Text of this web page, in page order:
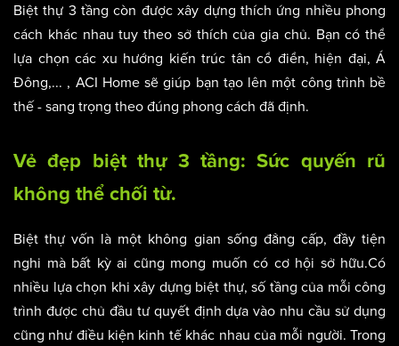
Biệt thự 3 tầng còn được xây dựng thích ứng nhiều phong
cách khác nhau tuy theo sở thích của gia chủ. Bạn có thể
lựa chọn các xu hướng kiến trúc tân cổ điển, hiện đại, Á
Đông,... , ACI Home sẽ giúp bạn tạo lên một công trình bề
thế - sang trọng theo đúng phong cách đã định.
Vẻ đẹp biệt thự 3 tầng: Sức quyến rũ
không thể chối từ.
Biệt thự vốn là một không gian sống đẳng cấp, đầy tiện
nghi mà bất kỳ ai cũng mong muốn có cơ hội sở hữu.Có
nhiều lựa chọn khi xây dựng biệt thự, số tầng của mỗi công
trình được chủ đầu tư quyết định dựa vào nhu cầu sử dụng
cũng như điều kiện kinh tế khác nhau của mỗi người. Trong